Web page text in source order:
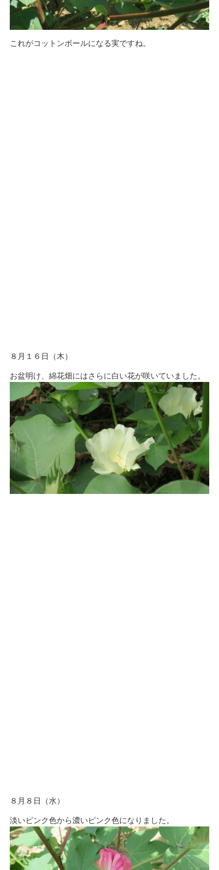
これがコットンボールになる実ですね。
８月１６日（木）
お盆明け、綿花畑にはさらに白い花が咲いていました。
８月８日（水）
淡いピンク色から濃いピンク色になりました。